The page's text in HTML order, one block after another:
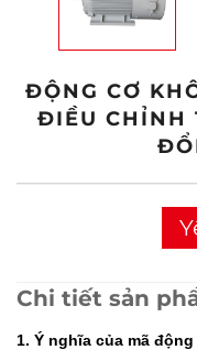
ĐỘNG CƠ
ĐIỀU CHỈNH
Chi tiết sản
1. Ý nghĩa của mã